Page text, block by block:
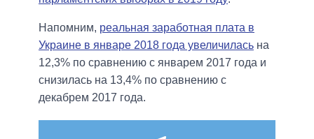
Напомним, реальная заработная плата в
Украине в январе 2018 года увеличилась на
12,3% по сравнению с январем 2017 года и
снизилась на 13,4% по сравнению с
декабрем 2017 года.